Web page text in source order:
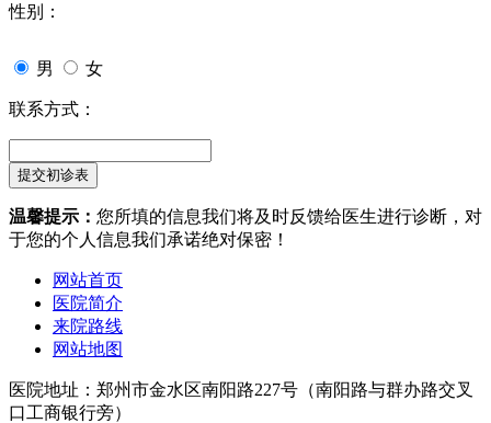
性别：
男 女
联系方式：
温馨提示： 您所填的信息我们将及时反馈给医生进行诊断，对
于您的个人信息我们承诺绝对保密！
网站首页
医院简介
来院路线
网站地图
医院地址：郑州市金水区南阳路227号（南阳路与群办路交叉
口工商银行旁）